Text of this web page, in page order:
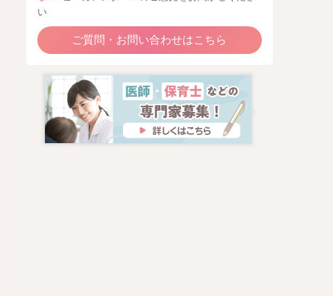
い
ご質問・お問い合わせはこちら